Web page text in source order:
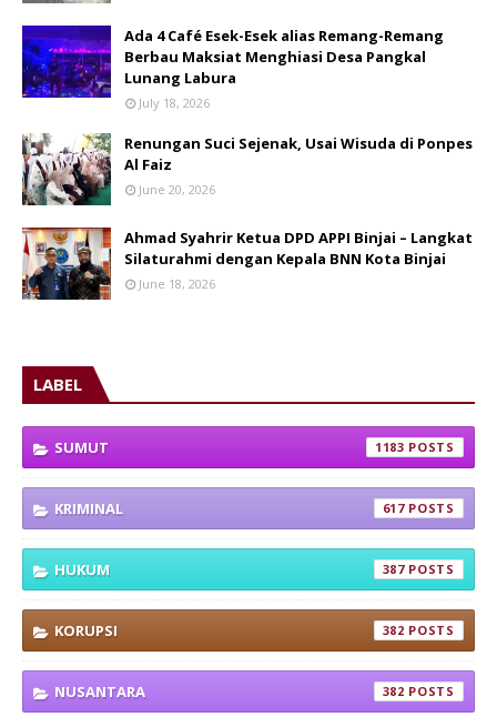
Ada 4 Café Esek-Esek alias Remang-Remang
Berbau Maksiat Menghiasi Desa Pangkal
Lunang Labura
July 18, 2026
Renungan Suci Sejenak, Usai Wisuda di Ponpes
Al Faiz
June 20, 2026
Ahmad Syahrir Ketua DPD APPI Binjai – Langkat
Silaturahmi dengan Kepala BNN Kota Binjai
June 18, 2026
LABEL
SUMUT 1183
KRIMINAL 617
HUKUM 387
KORUPSI 382
NUSANTARA 382